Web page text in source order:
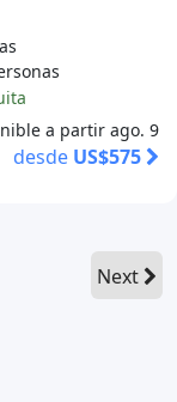
a partir ago. 9
desde US$575
Next